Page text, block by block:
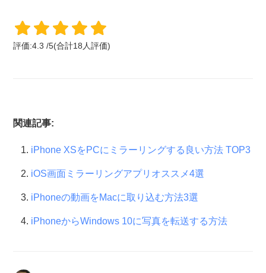
評価:4.3 /5(合計18 人評価)
関連記事:
iPhone XSをPCにミラーリングする良い方法 TOP3
iOS画面ミラーリングアプリオススメ4選
iPhoneの動画をMacに取り込む方法3選
iPhoneからWindows 10に写真を転送する方法